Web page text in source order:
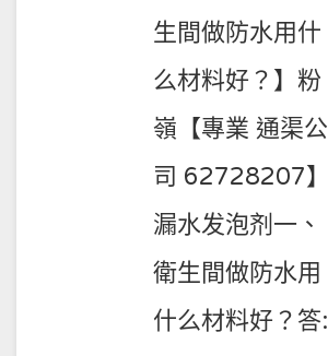
生間做防水用什
么材料好？】粉
嶺【專業 通渠公
司 62728207】
漏水发泡剂一、
衛生間做防水用
什么材料好？答: